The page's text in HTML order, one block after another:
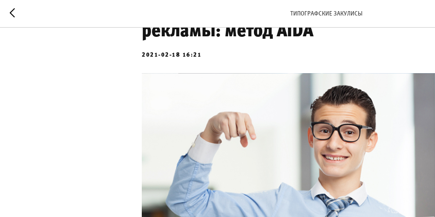
ТИПОГРАФСКИЕ ЗАКУЛИСЫ
Как усилить эффективность
рекламы: метод AIDA
2021-02-18 16:21